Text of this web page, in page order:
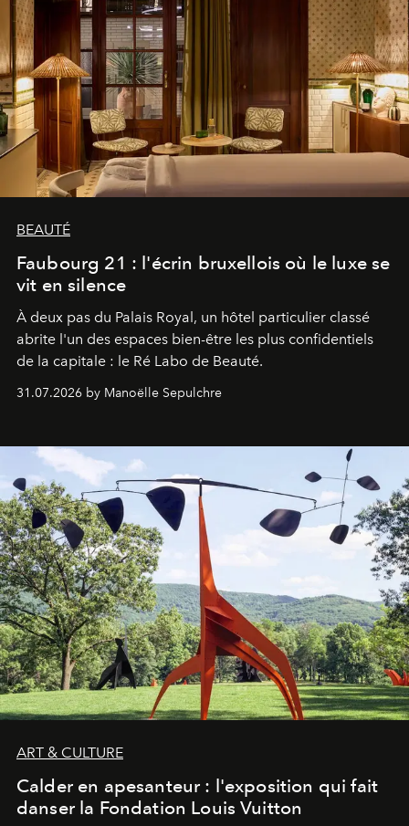
BEAUTÉ
Faubourg 21 : l'écrin bruxellois où le luxe se
vit en silence
À deux pas du Palais Royal, un hôtel particulier classé
abrite l'un des espaces bien-être les plus confidentiels
de la capitale : le Ré Labo de Beauté.
31.07.2026 by Manoëlle Sepulchre
ART & CULTURE
Calder en apesanteur : l'exposition qui fait
danser la Fondation Louis Vuitton